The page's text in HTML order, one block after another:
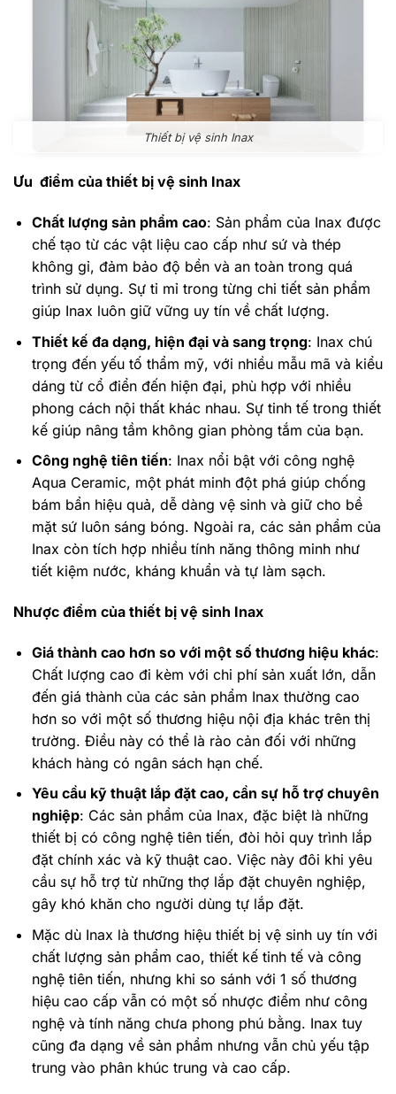
Thiết bị vệ sinh Inax
Ưu điểm của thiết bị vệ sinh Inax
Chất lượng sản phẩm cao: Sản phẩm của Inax được
chế tạo từ các vật liệu cao cấp như sứ và thép
không gỉ, đảm bảo độ bền và an toàn trong quá
trình sử dụng. Sự tỉ mỉ trong từng chi tiết sản phẩm
giúp Inax luôn giữ vững uy tín về chất lượng.
Thiết kế đa dạng, hiện đại và sang trọng: Inax chú
trọng đến yếu tố thẩm mỹ, với nhiều mẫu mã và kiểu
dáng từ cổ điển đến hiện đại, phù hợp với nhiều
phong cách nội thất khác nhau. Sự tinh tế trong thiết
kế giúp nâng tầm không gian phòng tắm của bạn.
Công nghệ tiên tiến: Inax nổi bật với công nghệ
Aqua Ceramic, một phát minh đột phá giúp chống
bám bẩn hiệu quả, dễ dàng vệ sinh và giữ cho bề
mặt sứ luôn sáng bóng. Ngoài ra, các sản phẩm của
Inax còn tích hợp nhiều tính năng thông minh như
tiết kiệm nước, kháng khuẩn và tự làm sạch.
Nhược điểm của thiết bị vệ sinh Inax
Giá thành cao hơn so với một số thương hiệu khác:
Chất lượng cao đi kèm với chi phí sản xuất lớn, dẫn
đến giá thành của các sản phẩm Inax thường cao
hơn so với một số thương hiệu nội địa khác trên thị
trường. Điều này có thể là rào cản đối với những
khách hàng có ngân sách hạn chế.
Yêu cầu kỹ thuật lắp đặt cao, cần sự hỗ trợ chuyên
nghiệp: Các sản phẩm của Inax, đặc biệt là những
thiết bị có công nghệ tiên tiến, đòi hỏi quy trình lắp
đặt chính xác và kỹ thuật cao. Việc này đôi khi yêu
cầu sự hỗ trợ từ những thợ lắp đặt chuyên nghiệp,
gây khó khăn cho người dùng tự lắp đặt.
Mặc dù Inax là thương hiệu thiết bị vệ sinh uy tín với
chất lượng sản phẩm cao, thiết kế tinh tế và công
nghệ tiên tiến, nhưng khi so sánh với 1 số thương
hiệu cao cấp vẫn có một số nhược điểm như công
nghệ và tính năng chưa phong phú bằng. Inax tuy
cũng đa dạng về sản phẩm nhưng vẫn chủ yếu tập
trung vào phân khúc trung và cao cấp.